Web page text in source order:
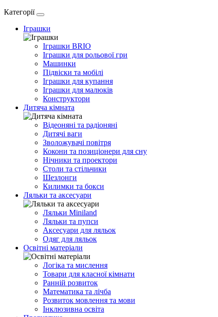
Категорії
Іграшки
Іграшки BRIO
Іграшки для рольової гри
Машинки
Підвіски та мобілі
Іграшки для купання
Іграшки для малюків
Конструктори
Дитяча кімната
Відеоняні та радіоняні
Дитячі ваги
Зволожувачі повітря
Кокони та позиціонери для сну
Нічники та проектори
Столи та стільчики
Шезлонги
Килимки та бокси
Ляльки та аксесуари
Ляльки Miniland
Ляльки та пупси
Аксесуари для ляльок
Одяг для ляльок
Освітні матеріали
Логіка та мислення
Товари для класної кімнати
Ранній розвиток
Математика та лічба
Розвиток мовлення та мови
Інклюзивна освіта